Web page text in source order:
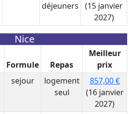
déjeuners
(15 janvier
2027)
Nice
Formule Repas
Meilleur
prix
sejour
logement
seul
857,00 €
(16 janvier
2027)